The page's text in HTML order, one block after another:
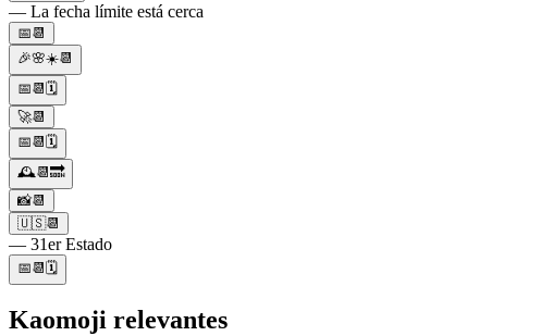
— La fecha límite está cerca
📅📆
🎉🌸☀️📆
📅📆🗓️
🚀📆
📅📆🗓
🕰️📆🔜
📸📆
🇺🇸📆
— 31er Estado
📅📆🗓️
Kaomoji relevantes